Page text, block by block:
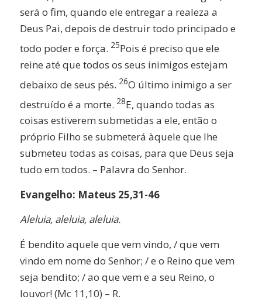
será o fim, quando ele entregar a realeza a
Deus Pai, depois de destruir todo principado e
todo poder e força. 25Pois é preciso que ele
reine até que todos os seus inimigos estejam
debaixo de seus pés. 26O último inimigo a ser
destruído é a morte. 28E, quando todas as
coisas estiverem submetidas a ele, então o
próprio Filho se submeterá àquele que lhe
submeteu todas as coisas, para que Deus seja
tudo em todos. – Palavra do Senhor.
Evangelho: Mateus 25,31-46
Aleluia, aleluia, aleluia.
É bendito aquele que vem vindo, / que vem
vindo em nome do Senhor; / e o Reino que vem
seja bendito; / ao que vem e a seu Reino, o
louvor! (Mc 11,10) – R.